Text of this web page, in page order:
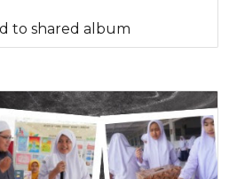
to shared album